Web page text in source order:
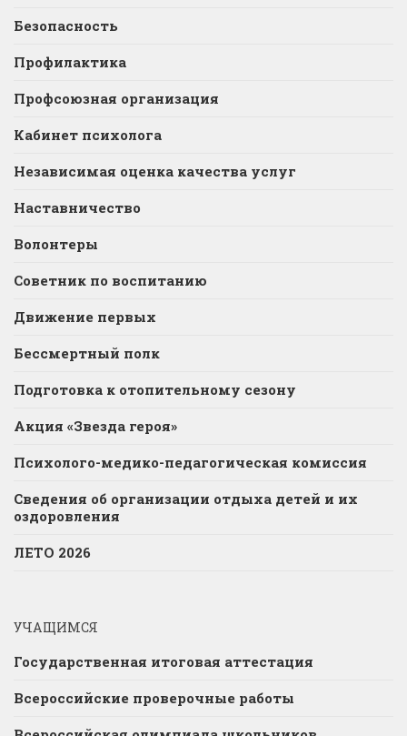
Безопасность
Профилактика
Профсоюзная организация
Кабинет психолога
Независимая оценка качества услуг
Наставничество
Волонтеры
Советник по воспитанию
Движение первых
Бессмертный полк
Подготовка к отопительному сезону
Акция «Звезда героя»
Психолого-медико-педагогическая комиссия
Сведения об организации отдыха детей и их
оздоровления
ЛЕТО 2026
УЧАЩИМСЯ
Государственная итоговая аттестация
Всероссийские проверочные работы